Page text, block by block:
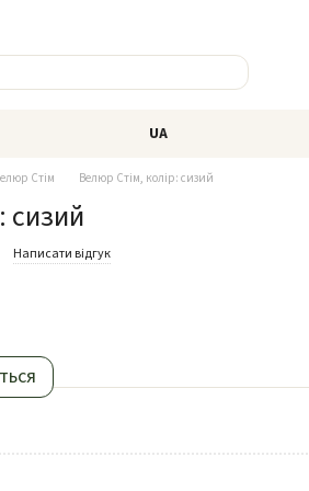
UA
Стім Велюр Стім, колір: сизий
сизий
Написати відгук